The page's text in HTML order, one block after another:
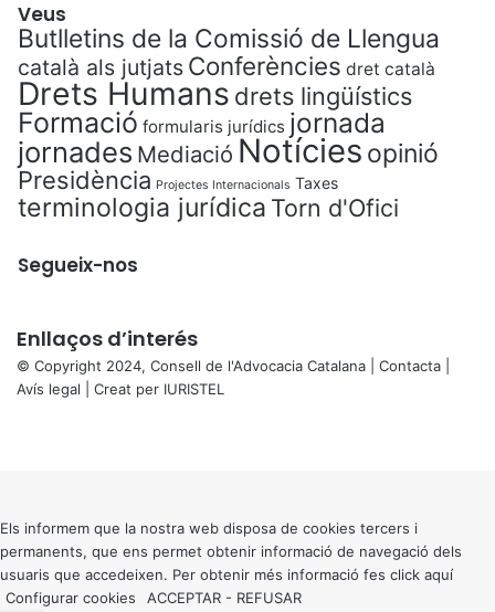
Veus
Butlletins de la Comissió de Llengua
català als jutjats Conferències dret català
Drets Humans drets lingüístics
Formació formularis jurídics jornada
jornades Mediació Notícies opinió
Presidència Projectes Internacionals Taxes
terminologia jurídica Torn d'Ofici
Segueix-nos
Enllaços d’interés
© Copyright 2024, Consell de l'Advocacia Catalana | Contacta
Avís legal | Creat per IURISTEL
button
Els informem que la nostra web disposa de cookies tercers i
permanents, que ens permet obtenir informació de navegació dels
usuaris que accedeixen. Per obtenir més informació fes click aquí
Configurar cookies
ACCEPTAR - REFUSAR